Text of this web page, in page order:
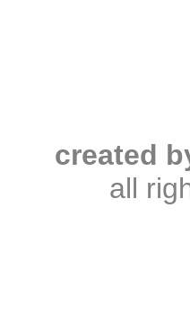
created
all